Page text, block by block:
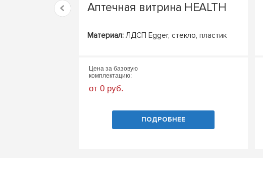
Аптечная витрина HEALTH
Материал:ЛДСП Egger, стекло, пластик
Цена за базовую
комплектацию:
от 0 руб.
ПОДРОБНЕЕ